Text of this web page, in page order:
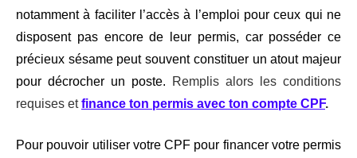
notamment à faciliter l’accès à l’emploi pour ceux qui ne
disposent pas encore de leur permis, car posséder ce
précieux sésame peut souvent constituer un atout majeur
pour décrocher un poste. Remplis alors les conditions
requises etfinance ton permis avec ton compte CPF.
Pour pouvoir utiliser votre CPF pour financer votre permis